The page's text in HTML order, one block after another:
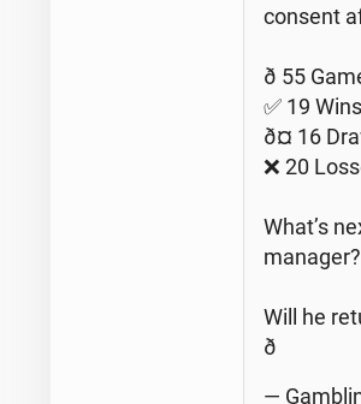
consent
ð️ 55
✅ 19 Wins
ð¤ 16
❌ 20
What’s
manager?
Will he
ð
—